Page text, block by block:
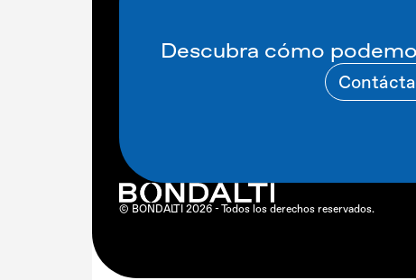
Descubra cómo
© BONDALTI 2026 - Todos los derechos reservados.